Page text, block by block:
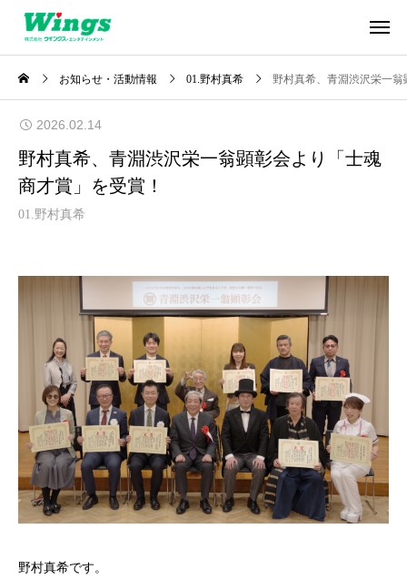
お知らせ・活動情報 01.野村真希 野村真希、青淵渋沢栄一
2026.02.14
野村真希、青淵渋沢栄一翁顕彰会より「士魂
商才賞」を受賞！
01.野村真希
野村真希です。